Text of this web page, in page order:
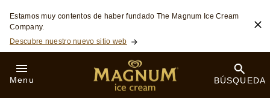
Saltar a:
Estamos muy contentos de haber fundado The Magnum Ice Cream
Company.
Descubre nuestro nuevo sitio web
Menu BÚSQUEDA